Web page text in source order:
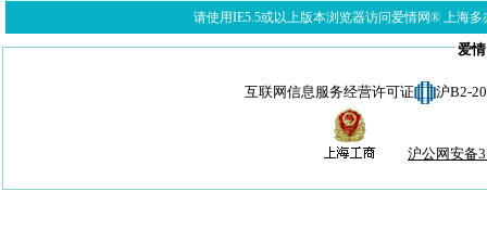
请使用IE5.5或以上版本浏览器访问爱情网® 上海多
爱
互联网信息服务经营许可证 沪B2-
沪公网安备